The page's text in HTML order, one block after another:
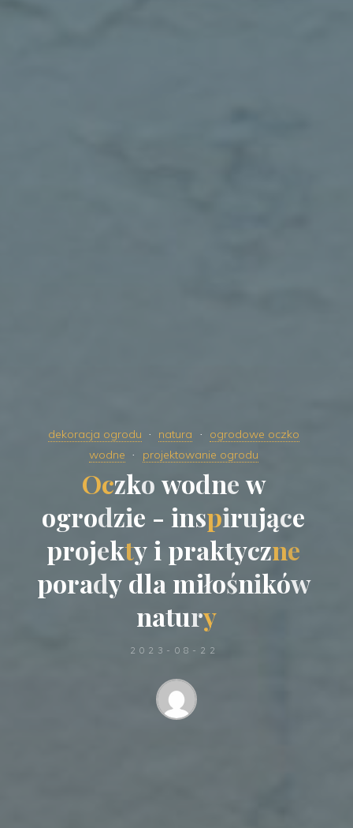
dekoracja ogrodu natura
ogrodowe oczko
wodne
projektowanie ogrodu
Oczkowodnew
ogrodzie - inspirujące
projektyi praktyczne
porady dla miłośników
natury
2023-08-22